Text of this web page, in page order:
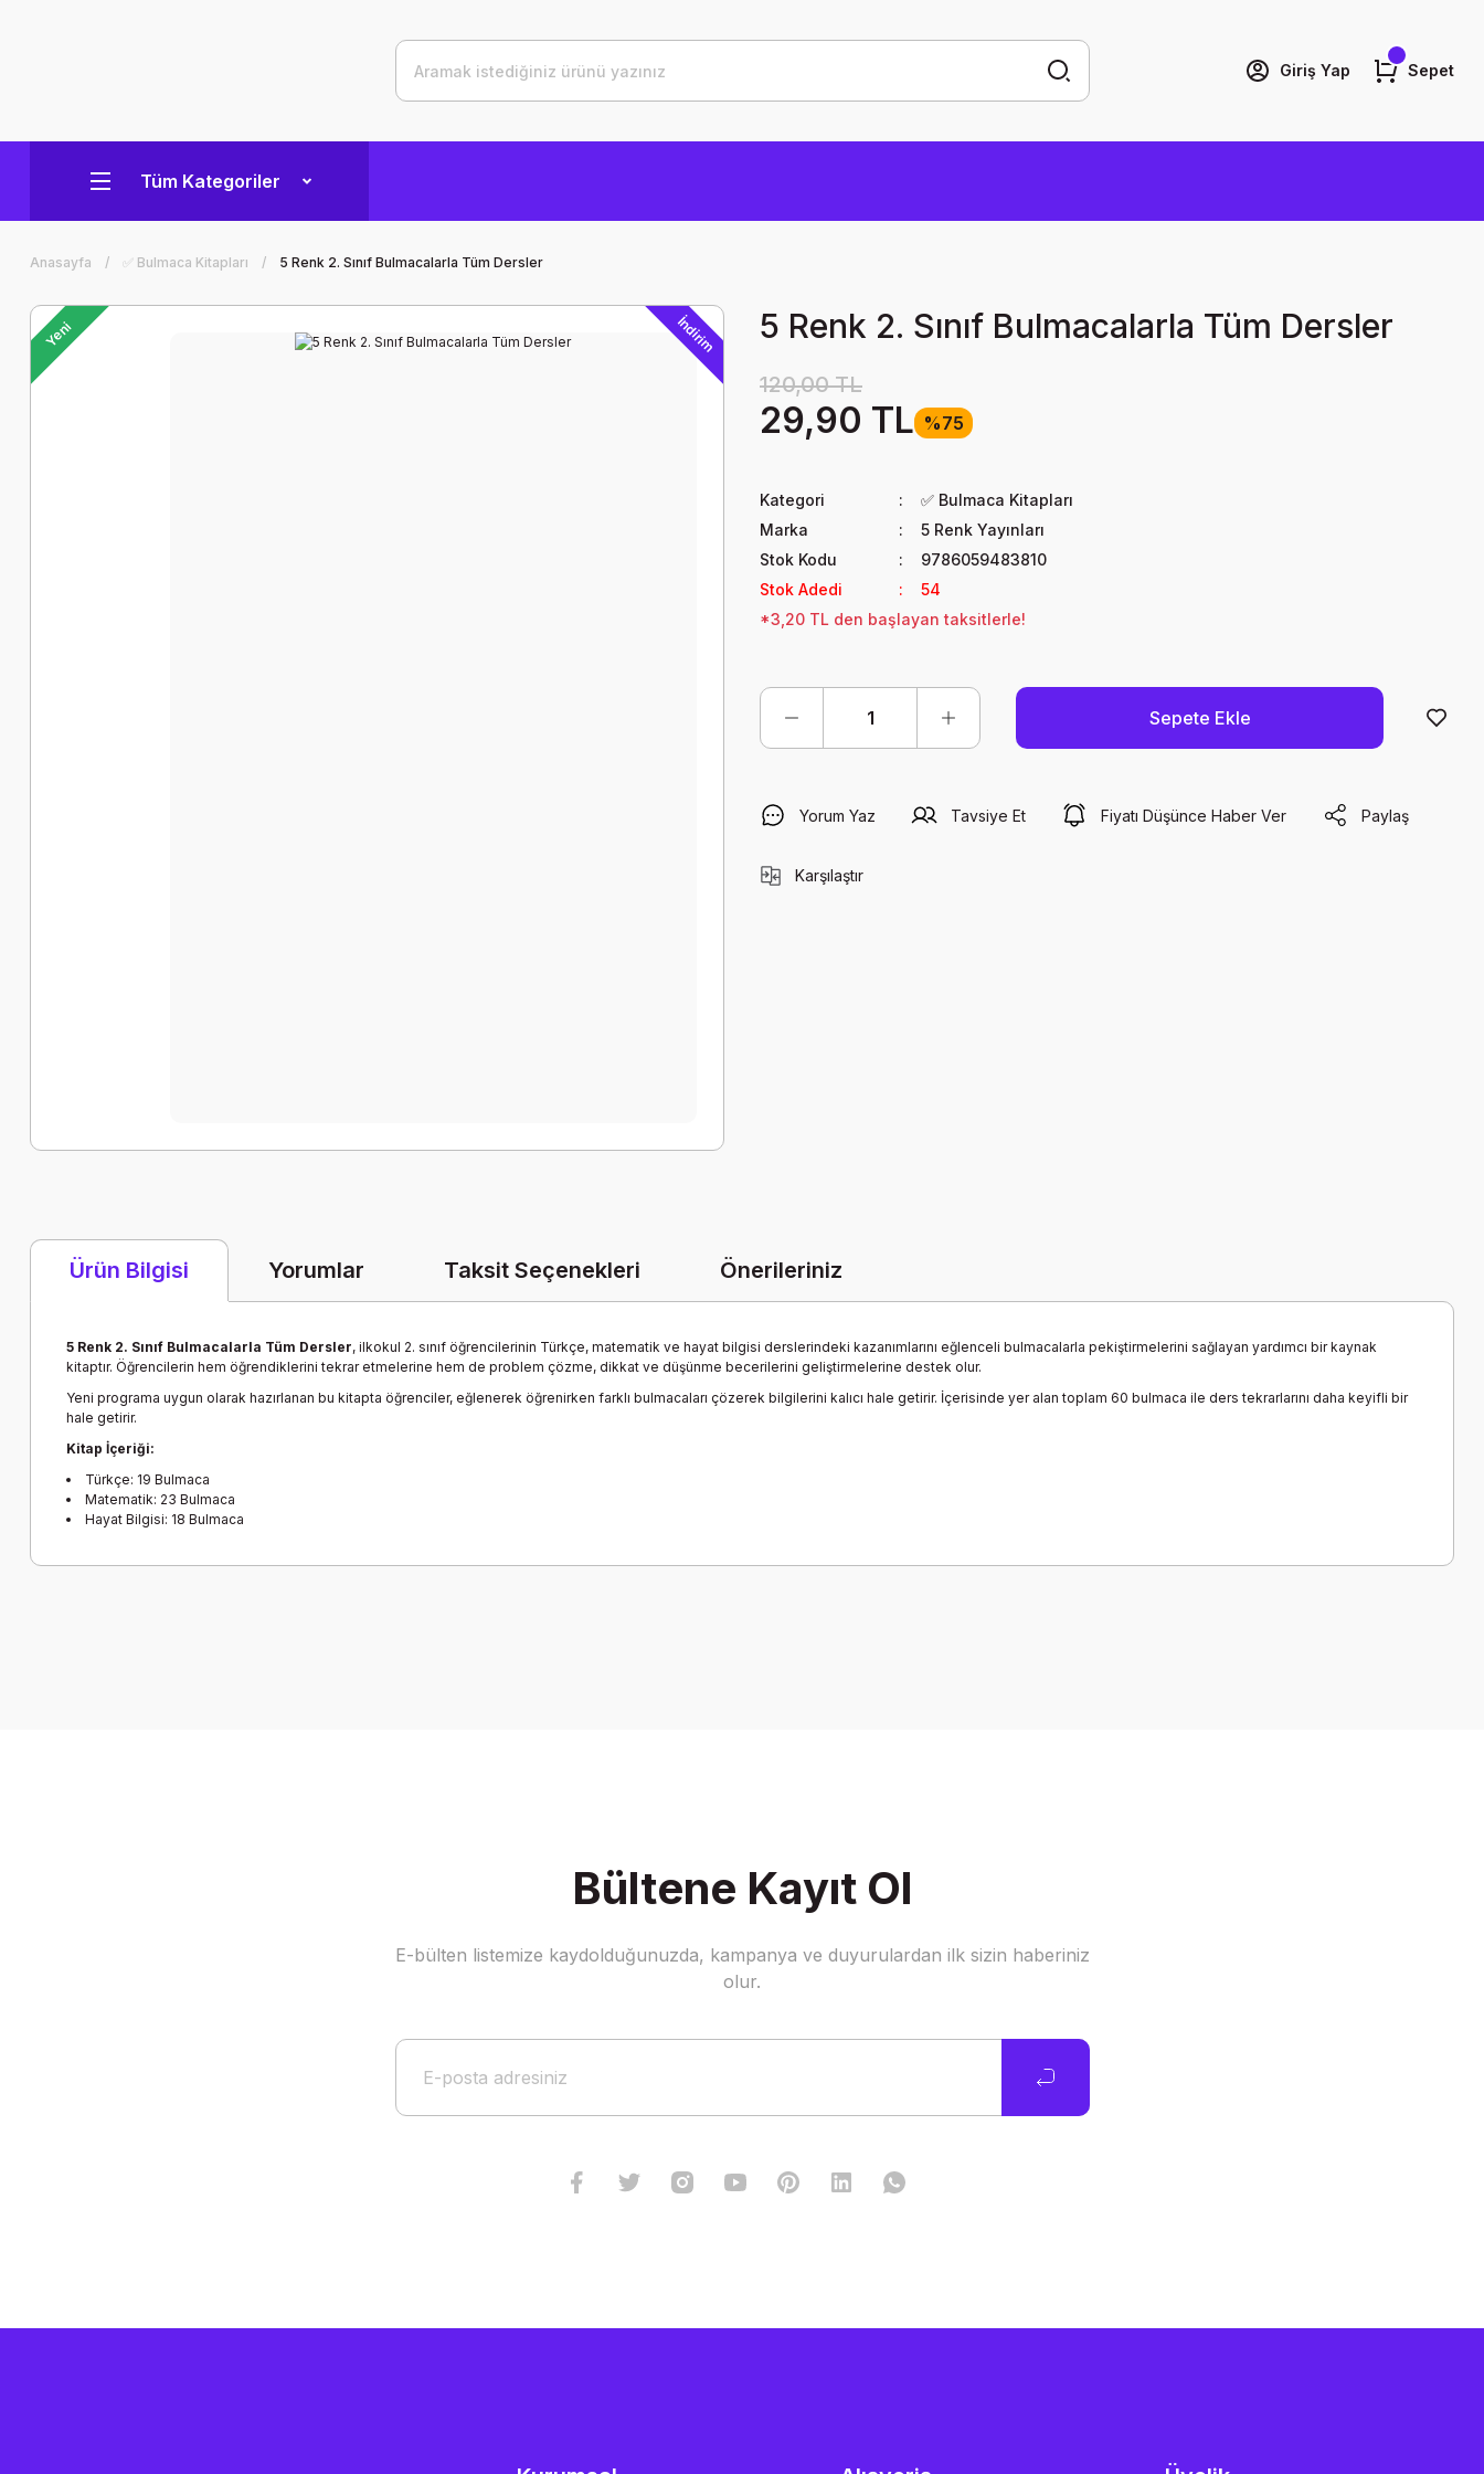
Giriş Yap Sepet
Tüm Kategoriler
Anasayfa ✅ Bulmaca Kitapları 5 Renk 2. Sınıf Bulmacalarla Tüm Dersler
Yeni İndirim 5 Renk 2. Sınıf Bulmacalarla Tüm Dersler
120,00 TL
29,90 TL %75
Kategori
✅ Bulmaca Kitapları
Marka
5 Renk Yayınları
Stok Kodu
9786059483810
Stok Adedi
54
*3,20 TL den başlayan taksitlerle!
Sepete Ekle
Yorum Yaz Tavsiye Et Fiyatı Düşünce Haber Ver Paylaş
Karşılaştır
Ürün Bilgisi Yorumlar Taksit Seçenekleri Önerileriniz
5 Renk 2. Sınıf Bulmacalarla Tüm Dersler, ilkokul 2. sınıf öğrencilerinin Türkçe, matematik ve hayat bilgisi derslerindeki kazanımlarını eğlenceli bulmacalarla pekiştirmelerini sağlayan yardımcı bir kaynak
kitaptır. Öğrencilerin hem öğrendiklerini tekrar etmelerine hem de problem çözme, dikkat ve düşünme becerilerini geliştirmelerine destek olur.
Yeni programa uygun olarak hazırlanan bu kitapta öğrenciler, eğlenerek öğrenirken farklı bulmacaları çözerek bilgilerini kalıcı hale getirir. İçerisinde yer alan toplam 60 bulmaca ile ders tekrarlarını daha keyifli bir
hale getirir.
Kitap İçeriği:
Türkçe: 19 Bulmaca
Matematik: 23 Bulmaca
Hayat Bilgisi: 18 Bulmaca
Gönder
Bültene Kayıt Ol
E-bülten listemize kaydolduğunuzda, kampanya ve duyurulardan ilk sizin haberiniz
olur.